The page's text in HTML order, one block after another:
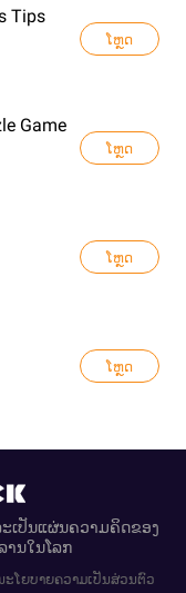
Tips
ໂຫຼດ
Game
ໂຫຼດ
ໂຫຼດ
ໂຫຼດ
ະເປັນແຜ່ນຄວາມຄິດຂອງ
ານໃນໂລກ
ະໂຍບາຍຄວາມເປັນສ່ວນຕົວ